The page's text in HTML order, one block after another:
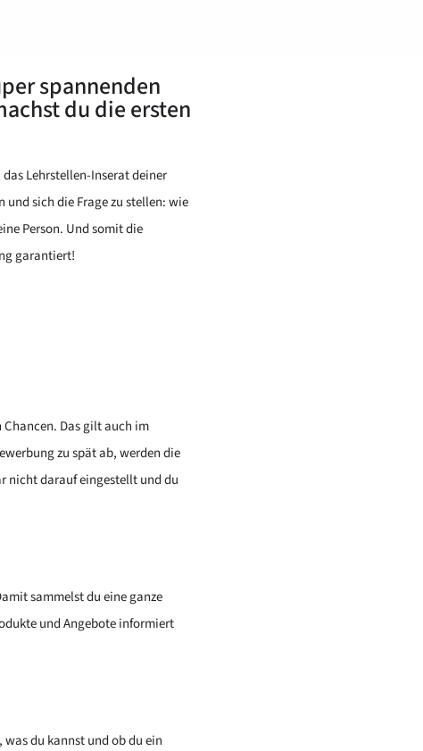
spannenden
du die ersten
Lehrstellen-Inserat deiner
sich die Frage zu stellen: wie
Person. Und somit die
garantiert!
Chancen. Das gilt auch im
zu spät ab, werden die
nicht darauf eingestellt und du
sammelst du eine ganze
und Angebote informiert
was du kannst und ob du ein